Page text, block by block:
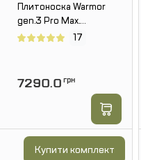
Плитоноска Warmor
gen.3 Pro Max.
Система швидкого
17
7290.0 грн
Купити комплект